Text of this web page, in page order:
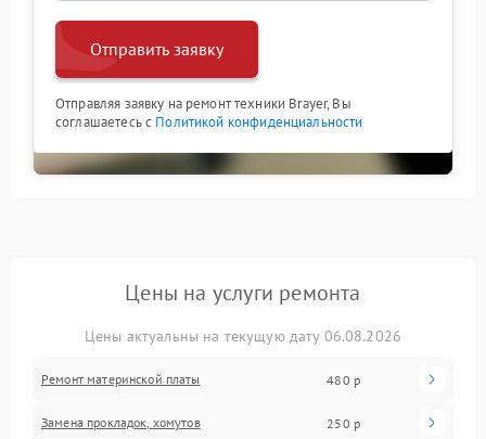
Отправить заявку
Отправляя заявку на ремонт техники Brayer, Вы
соглашаетесь с Политикой конфиденциальности
Цены на услуги ремонта
Цены актуальны на текущую дату 06.08.2026
Ремонт материнской платы 480 р
Замена прокладок, хомутов 250 р